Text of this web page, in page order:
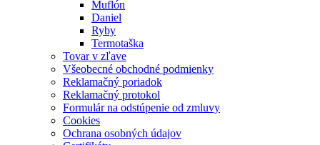
Muflón
Daniel
Ryby
Termotaška
Tovar v zľave
Všeobecné obchodné podmienky
Reklamačný poriadok
Reklamačný protokol
Formulár na odstúpenie od zmluvy
Cookies
Ochrana osobných údajov